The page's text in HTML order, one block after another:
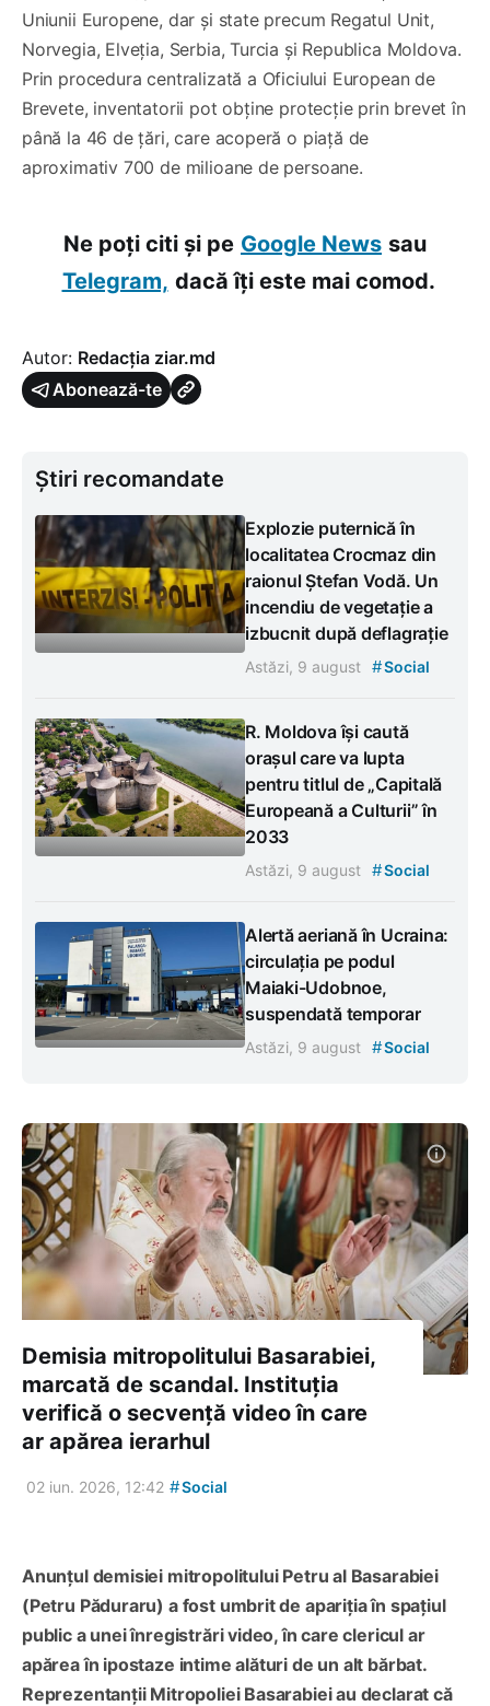
Uniunii Europene, dar și state precum Regatul Unit,
Norvegia, Elveția, Serbia, Turcia și Republica Moldova.
Prin procedura centralizată a Oficiului European de
Brevete, inventatorii pot obține protecție prin brevet în
până la 46 de țări, care acoperă o piață de
aproximativ 700 de milioane de persoane.
Ne poți citi și pe Google News sau
Telegram, dacă îți este mai comod.
Autor: Redacția ziar.md
Abonează-te
Știri recomandate
Explozie puternică în
localitatea Crocmaz din
raionul Ștefan Vodă. Un
incendiu de vegetație a
izbucnit după deflagrație
Astăzi, 9 august #Social
R. Moldova își caută
orașul care va lupta
pentru titlul de „Capitală
Europeană a Culturii” în
2033
Astăzi, 9 august #Social
Alertă aeriană în Ucraina:
circulația pe podul
Maiaki-Udobnoe,
suspendată temporar
Astăzi, 9 august #Social
Demisia mitropolitului Basarabiei,
marcată de scandal. Instituția
verifică o secvență video în care
ar apărea ierarhul
02 iun. 2026, 12:42 #Social
Anunțul demisiei mitropolitului Petru al Basarabiei
(Petru Păduraru) a fost umbrit de apariția în spațiul
public a unei înregistrări video, în care clericul ar
apărea în ipostaze intime alături de un alt bărbat.
Reprezentanții Mitropoliei Basarabiei au declarat că